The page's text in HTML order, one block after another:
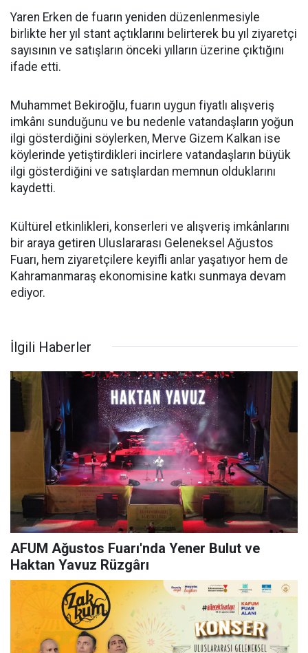
Yaren Erken de fuarın yeniden düzenlenmesiyle
birlikte her yıl stant açtıklarını belirterek bu yıl ziyaretçi
sayısının ve satışların önceki yılların üzerine çıktığını
ifade etti.
Muhammet Bekiroğlu, fuarın uygun fiyatlı alışveriş
imkânı sunduğunu ve bu nedenle vatandaşların yoğun
ilgi gösterdiğini söylerken, Merve Gizem Kalkan ise
köylerinde yetiştirdikleri incirlere vatandaşların büyük
ilgi gösterdiğini ve satışlardan memnun olduklarını
kaydetti.
Kültürel etkinlikleri, konserleri ve alışveriş imkânlarını
bir araya getiren Uluslararası Geleneksel Ağustos
Fuarı, hem ziyaretçilere keyifli anlar yaşatıyor hem de
Kahramanmaraş ekonomisine katkı sunmaya devam
ediyor.
İlgili Haberler
AFUM Ağustos Fuarı'nda Yener Bulut ve
Haktan Yavuz Rüzgârı